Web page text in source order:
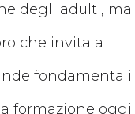
degli adulti, ma
che invita a
fondamentali
formazione oggi.